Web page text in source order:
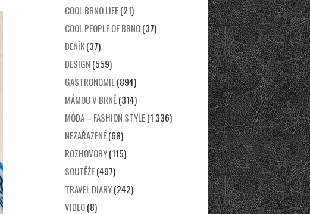
COOL BRNO LIFE(21)
COOL PEOPLE OF BRNO(37)
DENÍK(37)
DESIGN (559)
GASTRONOMIE(894)
MÁMOU V BRNĚ(314)
MÓDA – FASHION STYLE(1 336)
NEZAŘAZENÉ(68)
ROZHOVORY(115)
SOUTĚŽE(497)
TRAVEL DIARY(242)
VIDEO(8)